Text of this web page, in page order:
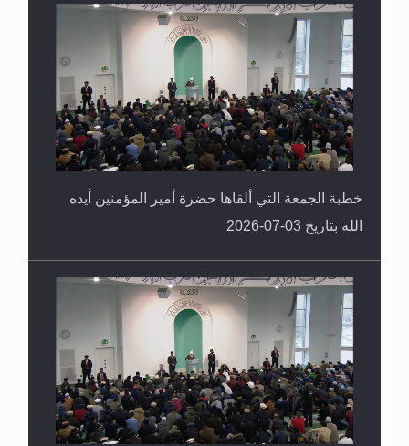
خطبة الجمعة التي ألقاها حضرة أمير المؤمنين أيده
الله بتاريخ 03-07-2026